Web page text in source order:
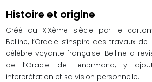
Histoire et origine
Créé au XIXème siècle par le
Belline, l’Oracle s’inspire des travaux
célèbre voyante française. Belline a
de l’Oracle de Lenormand, y
interprétation et sa vision personnelle.